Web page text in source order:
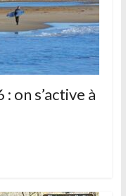
on s’active à